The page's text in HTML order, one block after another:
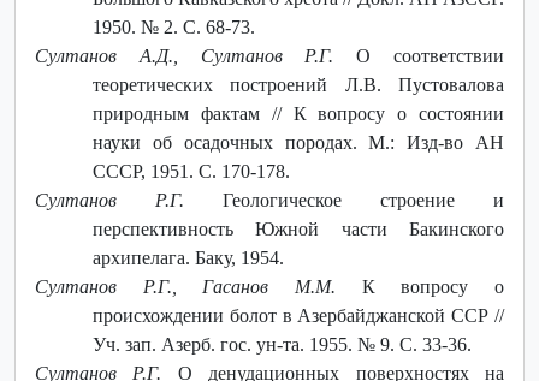
1950. № 2. С. 68-73.
Султанов А.Д., Султанов Р.Г. О соответствии
теоретических построений Л.В. Пустовалова
природным фактам // К вопросу о состоянии
науки об осадочных породах. М.: Изд-во АН
СССР, 1951. С. 170-178.
Султанов Р.Г. Геологическое строение и
перспективность Южной части Бакинского
архипелага. Баку, 1954.
Султанов Р.Г., Гасанов М.М. К вопросу о
происхождении болот в Азербайджанской ССР //
Уч. зап. Азерб. гос. ун-та. 1955. № 9. С. 33-36.
Султанов Р.Г. О денудационных поверхностях на